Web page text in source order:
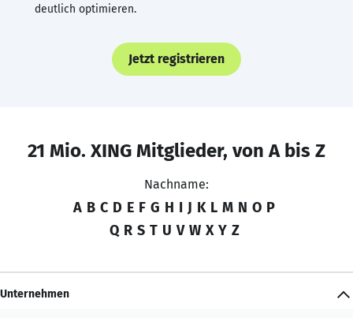
deutlich optimieren.
Jetzt registrieren
21 Mio. XING Mitglieder, von A bis Z
Nachname:
A B C D E F G H I J K L M N O P
Q R S T U V W X Y Z
Unternehmen